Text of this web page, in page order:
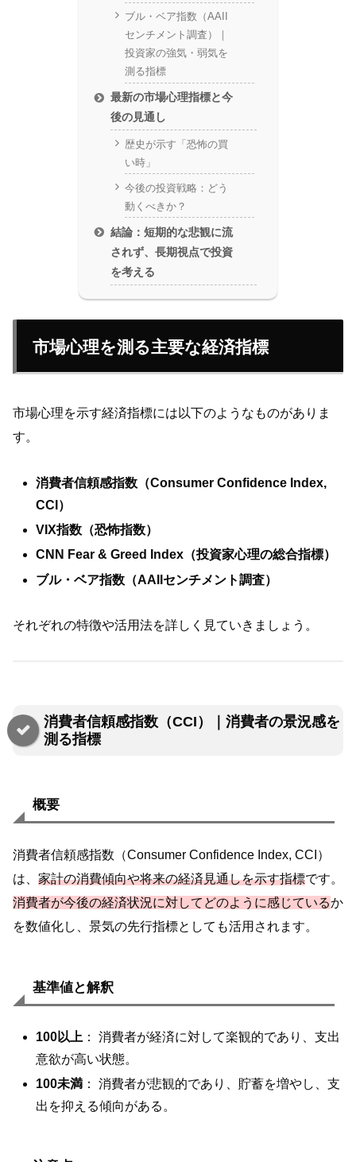
ブル・ベア指数（AAII
センチメント調査）｜
投資家の強気・弱気を
測る指標
最新の市場心理指標と今
後の見通し
歴史が示す「恐怖の買
い時」
今後の投資戦略：どう
動くべきか？
結論：短期的な悲観に流
されず、長期視点で投資
を考える
市場心理を測る主要な経済指標
市場心理を示す経済指標には以下のようなものがありま
す。
消費者信頼感指数（Consumer Confidence Index,
CCI）
VIX指数（恐怖指数）
CNN Fear & Greed Index（投資家心理の総合指標）
ブル・ベア指数（AAIIセンチメント調査）
それぞれの特徴や活用法を詳しく見ていきましょう。
消費者信頼感指数（CCI）｜消費者の景況感を
測る指標
概要
消費者信頼感指数（Consumer Confidence Index, CCI）
は、 家計の消費傾向や将来の経済見通しを示す指標です。
消費者が今後の経済状況に対してどのように感じているか
を数値化し、景気の先行指標としても活用されます。
基準値と解釈
100以上 ： 消費者が経済に対して楽観的であり、支出
意欲が高い状態。
100未満 ： 消費者が悲観的であり、貯蓄を増やし、支
出を抑える傾向がある。